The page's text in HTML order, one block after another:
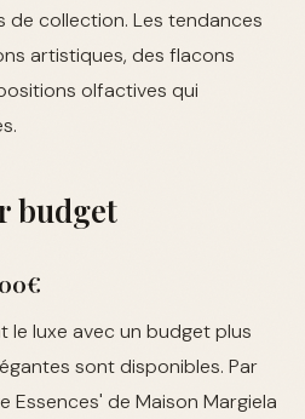
de collection. Les tendances
artistiques, des flacons
olfactives qui
budget
le luxe avec un budget plus
sont disponibles. Par
Essences' de Maison Margiela